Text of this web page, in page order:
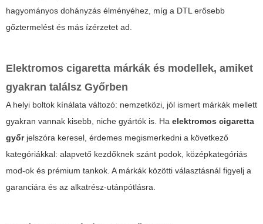
hagyományos dohányzás élményéhez, míg a DTL erősebb
gőztermelést és más ízérzetet ad.
Elektromos cigaretta márkák és modellek, amiket
gyakran találsz Győrben
A helyi boltok kínálata változó: nemzetközi, jól ismert márkák mellett
gyakran vannak kisebb, niche gyártók is. Ha elektromos cigaretta
győrjelszóra keresel, érdemes megismerkedni a következő
kategóriákkal: alapvető kezdőknek szánt podok, középkategóriás
mod-ok és prémium tankok. A márkák közötti választásnál figyelj a
garanciára és az alkatrész-utánpótlásra.